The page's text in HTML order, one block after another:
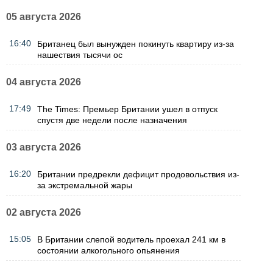
05 августа 2026
16:40
Британец был вынужден покинуть квартиру из-за
нашествия тысячи ос
04 августа 2026
17:49
The Times: Премьер Британии ушел в отпуск
спустя две недели после назначения
03 августа 2026
16:20
Британии предрекли дефицит продовольствия из-
за экстремальной жары
02 августа 2026
15:05
В Британии слепой водитель проехал 241 км в
состоянии алкогольного опьянения